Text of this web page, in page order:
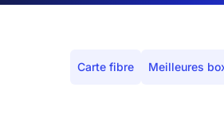
Carte fibre Meilleures